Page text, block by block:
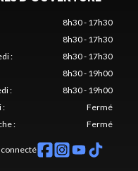
8h30 - 17h30
8h30 - 17h30
:
8h30 - 17h30
8h30 - 19h00
:
8h30 - 19h00
:
Fermé
: Fermé